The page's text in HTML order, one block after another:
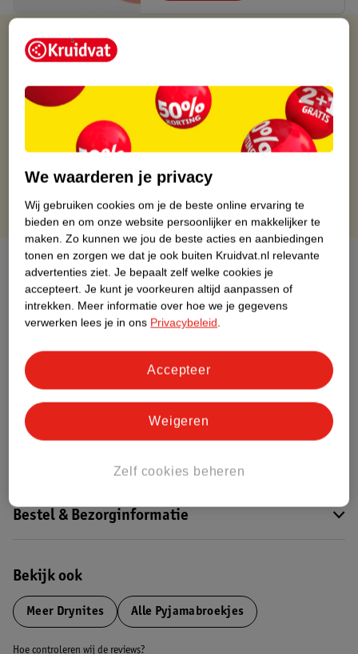
Kruidvat is altijd voordelig
Op werkdagen voor 22:00 uur besteld, volgende dag in huis
Gratis thuisbezorgd vanaf 50.00
Gratis retourneren binnen 30 dagen
Over dit product
Productinformatie
Etiketinformatie
Nature Impact Score
Dit product heeft (nog) geen Nature
Bestel & Bezorginformatie
Bekijk ook
Meer Drynites Alle Pyjamabroekjes
Hoe controleren wij de reviews?
We waarderen je privacy
Wij gebruiken cookies om je de beste online ervaring te
bieden en om onze website persoonlijker en makkelijker te
maken. Zo kunnen we jou de beste acties en aanbiedingen
tonen en zorgen we dat je ook buiten Kruidvat.nl relevante
advertenties ziet. Je bepaalt zelf welke cookies je
accepteert. Je kunt je voorkeuren altijd aanpassen of
intrekken. Meer informatie over hoe we je gegevens
verwerken lees je in ons Privacybeleid.
Zelf cookies beheren
Weigeren
Accepteer